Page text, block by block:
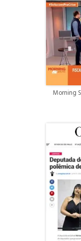
Morning